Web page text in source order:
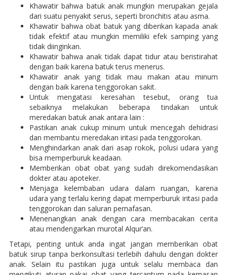
Khawatir bahwa batuk anak mungkin merupakan gejala
dari suatu penyakit serus, seperti bronchitis atau asma.
Khawatir bahwa obat batuk yang diberikan kapada anak
tidak efektif atau mungkin memiliki efek samping yang
tidak diinginkan.
Khawatir bahwa anak tidak dapat tidur atau beristirahat
dengan baik karena batuk terus menerus.
Khawatir anak yang tidak mau makan atau minum
dengan baik karena tenggorokan sakit.
Untuk mengatasi keresahan tesebut, orang tua
sebaiknya melakukan beberapa tindakan untuk
meredakan batuk anak antara lain :
Pastikan anak cukup minum untuk mencegah dehidrasi
dan membantu meredakan iritasi pada tenggorokan.
Menghindarkan anak dari asap rokok, polusi udara yang
bisa memperburuk keadaan.
Memberikan obat obat yang sudah direkomendasikan
dokter atau apoteker.
Menjaga kelembaban udara dalam ruangan, karena
udara yang terlalu kering dapat memperburuk iritasi pada
tenggorokan dan saluran pernafasan.
Menenangkan anak dengan cara membacakan cerita
atau mendengarkan murotal Alqur’an.
Tetapi, penting untuk anda ingat jangan memberikan obat
batuk sirup tanpa berkonsultasi terlebih dahulu dengan dokter
anak. Selain itu pastikan juga untuk selalu membaca dan